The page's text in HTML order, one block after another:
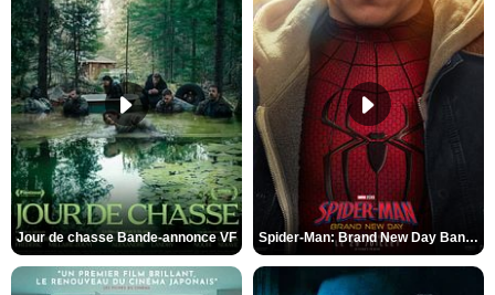
Jour de chasse Bande-annonce VF Spider-Man: Brand New Day Bande-annonce (3) VO STFR